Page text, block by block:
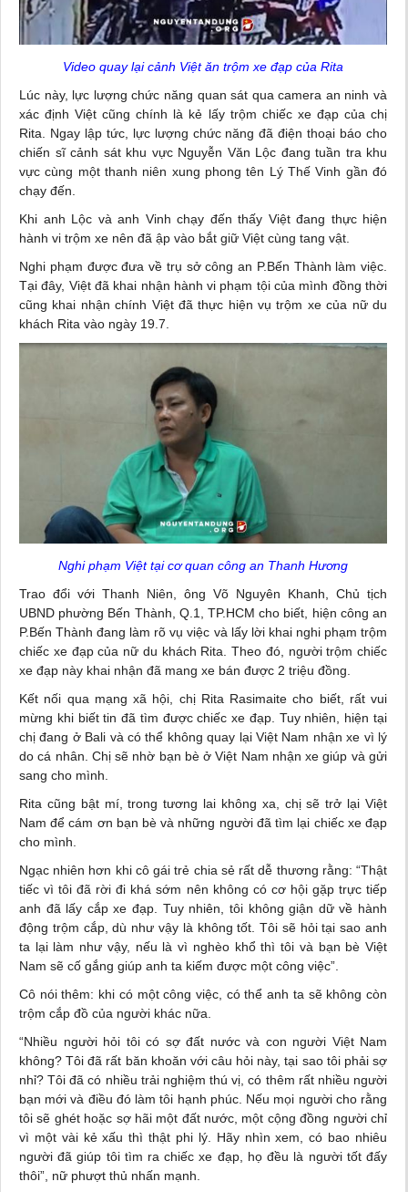
Video quay lại cảnh Việt ăn trộm xe đạp của Rita
Lúc này, lực lượng chức năng quan sát qua camera an ninh và
xác định Việt cũng chính là kẻ lấy trộm chiếc xe đạp của chị
Rita. Ngay lập tức, lực lượng chức năng đãđiện thoại báo cho
chiến sĩ cảnh sát khu vực Nguyễn Văn Lộc đang tuần tra khu
vực cùng một thanh niên xung phong tên Lý Thế Vinh gần đó
chạy đến.
Khi anh Lộc và anh Vinh chạy đến thấy Việt đang thực hiện
hành vi trộm xe nên đã ập vào bắt giữ Việt cùng tang vật.
Nghi phạm được đưa về trụ sở công an P.Bến Thành làm việc.
Tại đây, Việt đã khai nhận hành vi phạm tội của mình đồng thời
cũng khai nhận chính Việt đã thực hiện vụ trộm xe của nữ du
khách Rita vào ngày 19.7.
Nghi phạm Việt tại cơ quan công an Thanh Hương
Trao đổi với Thanh Niên, ông Võ Nguyên Khanh, Chủ tịch
UBND phường Bến Thành, Q.1, TP.HCM cho biết, hiện công an
P.Bến Thành đang làm rõ vụ việc và lấy lời khai nghi phạm trộm
chiếc xe đạp của nữ du khách Rita. Theo đó, người trộm chiếc
xe đạp này khai nhận đã mang xe bán được 2 triệu đồng.
Kết nối qua mạng xã hội, chị Rita Rasimaite cho biết, rất vui
mừng khi biết tin đã tìm được chiếc xe đạp. Tuy nhiên, hiện tại
chị đang ở Bali và có thể không quay lại Việt Nam nhận xe vì lý
do cá nhân. Chị sẽ nhờ bạn bè ở Việt Nam nhận xe giúp và gửi
sang cho mình.
Rita cũng bật mí, trong tương lai không xa, chị sẽ trở lại Việt
Nam để cám ơn bạn bè và những người đã tìm lại chiếc xe đạp
cho mình.
Ngạc nhiên hơn khi cô gái trẻ chia sẻrất dễ thương rằng: “Thật
tiếc vì tôi đã rời đi khá sớm nên không có cơ hội gặp trực tiếp
anh đã lấy cắp xe đạp. Tuy nhiên, tôi không giận dữ về hành
động trộm cắp, dù như vậy là không tốt. Tôi sẽ hỏi tại sao anh
ta lại làm như vậy, nếu là vì nghèo khổ thì tôi và bạn bè Việt
Nam sẽ cố gắng giúp anh ta kiếm được một công việc”.
Cô nói thêm: khi có một công việc, có thể anh ta sẽ không còn
trộm cắp đồ của người khác nữa.
“Nhiều người hỏi tôi có sợ đất nước và con người Việt Nam
không? Tôi đã rất băn khoăn với câu hỏi này, tại sao tôi phải sợ
nhỉ? Tôi đã có nhiều trải nghiệm thú vị, có thêm rất nhiều người
bạn mới và điều đó làm tôi hạnh phúc. Nếu mọi người cho rằng
tôi sẽ ghét hoặc sợ hãi một đất nước, một cộng đồng người chỉ
vì một vài kẻ xấu thì thật phi lý. Hãy nhìn xem, có bao nhiêu
người đã giúp tôi tìm ra chiếc xe đạp, họ đều là người tốt đấy
thôi”, nữ phượt thủ nhấn mạnh.